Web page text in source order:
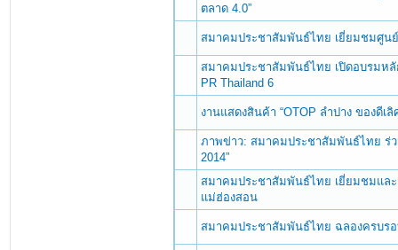
ตลาด 4.0”
สมาคมประชาสัมพันธ์ไทย เยี่ยมชมศูน
สมาคมประชาสัมพันธ์ไทย เปิดอบรมหลั
PR Thailand 6
งานแสดงสินค้า “OTOP ลำปาง ของดีเ
ภาพข่าว: สมาคมประชาสัมพันธ์ไทย ร่วม
2014”
สมาคมประชาสัมพันธ์ไทย เยี่ยมชมแล
แม่ฮ่องสอน
สมาคมประชาสัมพันธ์ไทย ฉลองครบร